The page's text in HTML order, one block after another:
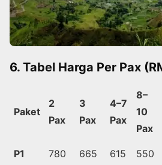
6. Tabel Harga Per Pax
Paket
2
Pax
3
Pax
4–7
Pax
8–
10
Pax
P1 780 665 615 550